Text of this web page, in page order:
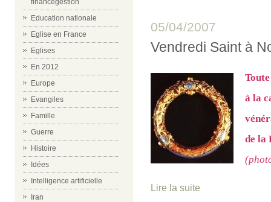
financegestion
Education nationale
Eglise en France
Eglises
En 2012
Europe
Evangiles
Famille
Guerre
Histoire
Idées
Intelligence artificielle
Iran
05/04/2007
Vendredi Saint à
à la
de la
Lire la suite